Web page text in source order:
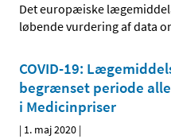
Det europæiske
løbende vurdering af data
COVID-19:
begrænset periode
i Medicinpriser
| 1. maj 2020 |